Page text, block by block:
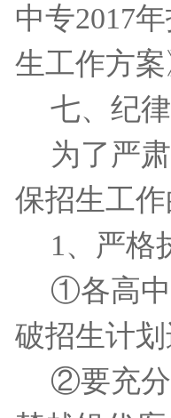
中专2017
生工作方
七、纪
为了严
保招生工
1 、严格
①各高中
破招生计划
②要充分